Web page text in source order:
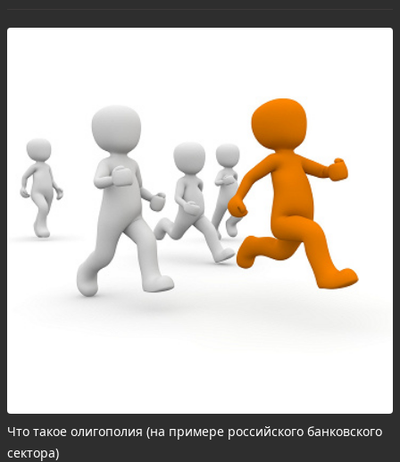
Что такое олигополия (на примере российского банковского
сектора)